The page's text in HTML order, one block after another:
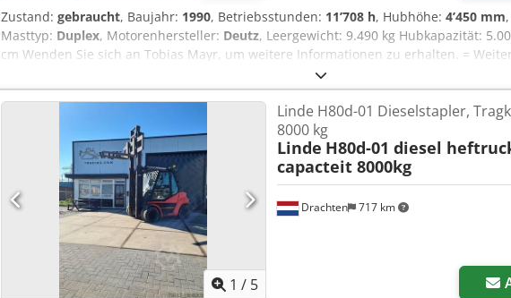
Zustand: gebraucht, Baujahr: 1990, Betriebsstunden: 11’708 h, Hubhöhe: 4’450 mm
Masttyp: Duplex, Motorenhersteller: Deutz, Leergewicht: 9.490 kg Hubkapazität:
cm Wenden Sie sich an Tobias Mayr, um weitere Informationen zu erhalten. =
Zubehör = - 4 Ventil = Anmerkungen = Linde H50D Dieselstapler mit Duplex Mast,
Seitenschieber, Zusatzhydraulik vorhanden. Daten zum Stapler: Hersteller: Linde
1990 Betriebsstunden abgelesen: 11708 Stunden Tragkraft: max. 5000 kg Hubhöhe:
Eigengewicht: ca. 9490 kg Bauhöhe: 310cm Baubreite: 190cm Deutz 6-Zylinder
Lieferung Europaweit möglich. Besichtigungen sind nur nach Terminvereinbarung
Crsdsziwkpjpfx Aarof Gerne nehmen wir Ihre Geräte / Baumaschinen in Zahlung.
gerne ein auf Sie zugeschnittenes Finanzierungs- oder Leasingangebot. (nur für
Fragen kontaktieren Sie uns. Alle Preise gelten ab Standort 86684 Holzheim Alle
freibleibend.Änderungen, Druck- und Übermittlungsfehler sowie Zwischenverkauf
Angaben zu Farbe, Ausstattung, Zustand, Eigenschaften etc. der angebotenen
Gewähr. Schreibfehler-/Irrtümer-/ Zwischenverkauf vorbehalten
1 / 5
Drachten 717 km
Linde H80d-01 Dieselstapler,
8000 kg
Linde H80d-01 diesel
capacteit 8000kg